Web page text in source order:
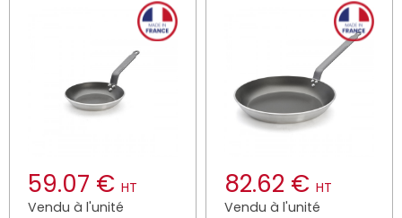
59.07 € HT
Vendu à l'unité
82.62 € HT
Vendu à l'unité